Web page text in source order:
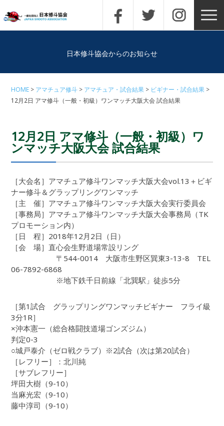
日本修斗協会からのお知らせ
HOME アマチュア修斗 アマチュア・試合結果
ビギナー・試合結果
12月2日 アマ修斗（一般・初級）ワンマッチ大阪大会 試合結果
12月2日 アマ修斗（一般・初級）ワ
ンマッチ大阪大会 試合結果
［大会名］アマチュア修斗ワンマッチ大阪大会vol.13＋ビギ
ナー修斗＆グラップリングワンマッチ
［主 催］アマチュア修斗ワンマッチ大阪大会実行委員会
［事務局］アマチュア修斗ワンマッチ大阪大会事務局（TK
プロモーション内）
［日 程］2018年12月2日（日）
［会 場］直心会生野道場常設リング
〒544-0014 大阪市生野区巽東3-13-8 TEL
06-7892-6868
※地下鉄千日前線「北巽駅」徒歩5分
［第1試合 グラップリングワンマッチビギナー フライ級
3分1R］
×沖本憲一（総合格闘技道場ゴンズジム）
判定0-3
○城戸泰介（ゼロ戦クラブ）※2試合（次は第20試合）
［レフリー］：北川純
［サブレフリー］
坪田大樹（9-10）
当麻光宏（9-10）
藤中淳司（9-10）